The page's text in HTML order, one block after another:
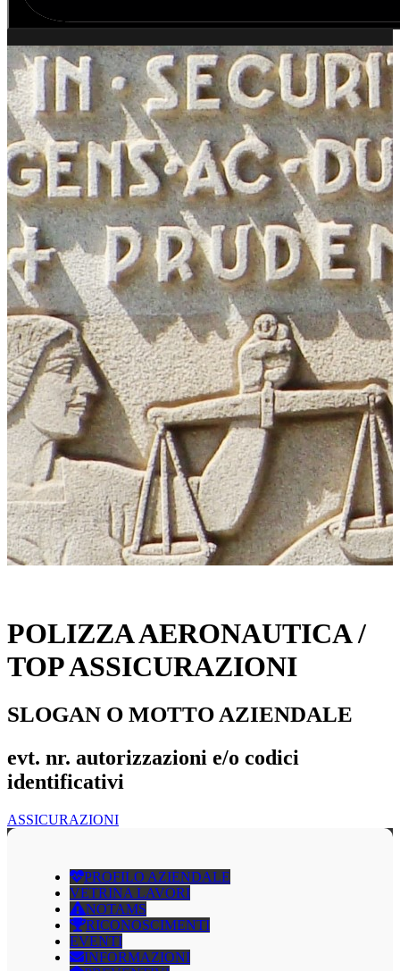
POLIZZA AERONAUTICA /
TOP ASSICURAZIONI
SLOGAN O MOTTO AZIENDALE
evt. nr. autorizzazioni e/o codici
identificativi
ASSICURAZIONI
PROFILO AZIENDALE
VETRINA LAVORI
NOTAMS
RICONOSCIMENTI
EVENTI
INFORMAZIONI